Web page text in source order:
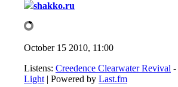
shakko.ru
October 15 2010, 11:00
Listens: Creedence Clearwater Revival -
Light | Powered by Last.fm